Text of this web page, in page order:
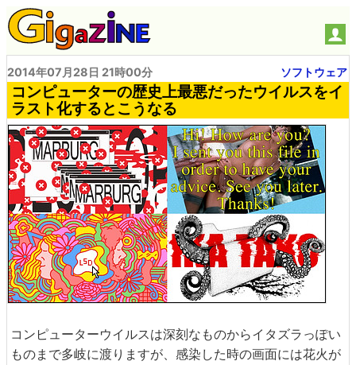
2014年07月28日 21時00分 ソフトウェア
コンピューターの歴史上最悪だったウイルスをイ
ラスト化するとこうなる
コンピューターウイルスは深刻なものからイタズラっぽい
ものまで多岐に渡りますが、感染した時の画面には花火が